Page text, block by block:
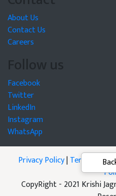
About Us
Contact Us
Careers
Follow us
Facebook
Twitter
LinkedIn
Instagram
WhatsApp
Privacy Policy|Terms of
CopyRight - 2021 Krishi